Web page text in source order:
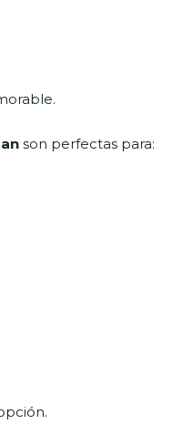
son perfectas para: